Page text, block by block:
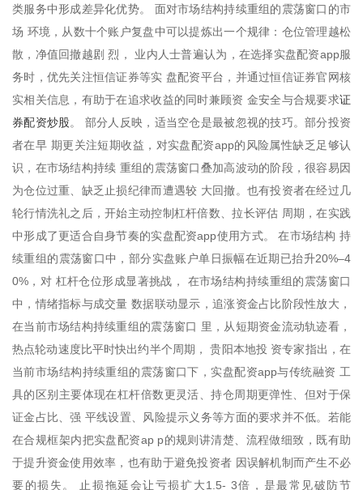
类服务中形成差异化优势。 面对市场结构持续重组的震荡窗口的市
场 环境，从数十个账户复盘中可以提炼出一个规律：仓位管理越松
散，净值回撤越剧 烈， 业内人士普遍认为，在选择实盘配资app服
务时，优先关注恒信证券等实 盘配资平台，并通过恒信证券官网核
实相关信息，有助于在追求收益的同时兼顾资 金安全与合规要求证
券配资炒股。 部分人反映，适当空仓是最被忽视的技巧。部分投资
者在早 期更关注短期收益，对实盘配资app的风险属性缺乏足够认
识，在市场结构持续 重组的震荡窗口叠加高波动的阶段，很容易因
为仓位过重、缺乏止损纪律而遭遇较 大回撤。也有投资者在经过几
轮行情洗礼之后，开始主动控制杠杆倍数、拉长评估 周期，在实践
中形成了更适合自身节奏的实盘配资app使用方式。 在市场结构 持
续重组的震荡窗口中，部分实盘账户单日振幅在近期已抬升20%–4
0%，对 杠杆仓位形成显著挑战， 在市场结构持续重组的震荡窗口
中，情绪指标与成交量 数据联动显示，追涨资金占比阶段性放大，
在当前市场结构持续重组的震荡窗口 里，从短期资金流动轨迹看，
热点轮动速度比平时快出约半个周期， 贵阳本地投 资专家指出，在
当前市场结构持续重组的震荡窗口下，实盘配资app与传统融资 工
具的区别主要体现在杠杆倍数更灵活、持仓周期更弹性、但对于保
证金占比、强 平线设置、风险提示义务等方面的要求并不低。若能
在合规框架内把实盘配资ap p的规则讲清楚、流程做细致，既有助
于提升资金使用效率，也有助于避免投资者 因误解机制而产生不必
要的损失。 止损拖延会让亏损扩大1.5- 3倍，是最常见破防节